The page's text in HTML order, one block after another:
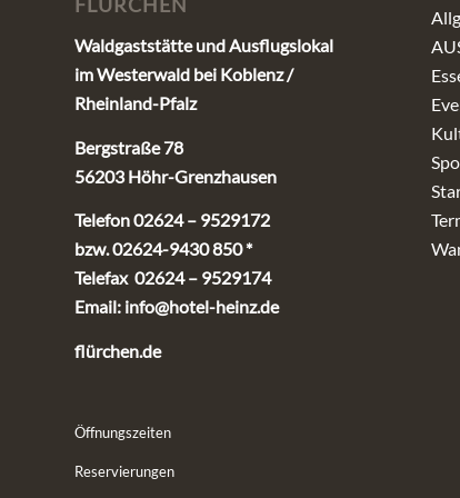
FLÜRCHEN
Waldgaststätte und Ausflugslokal
im Westerwald bei Koblenz /
Rheinland-Pfalz
Bergstraße 78
56203 Höhr-Grenzhausen
Telefon 02624 – 9529172
bzw. 02624-9430 850 *
Telefax 02624 – 9529174
Email: info@hotel-heinz.de
flürchen.de
Öffnungszeiten
Reservierungen